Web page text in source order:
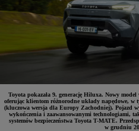
Toyota pokazała 9. generację Hiluxa. Nowy
oferując klientom różnorodne układy napędowe,
(kluczowa wersja dla Europy Zachodniej). Pojazd
wykończenia i zaawansowanymi technologiami,
systemów bezpieczeństwa Toyota T-MATE.
w grudniu